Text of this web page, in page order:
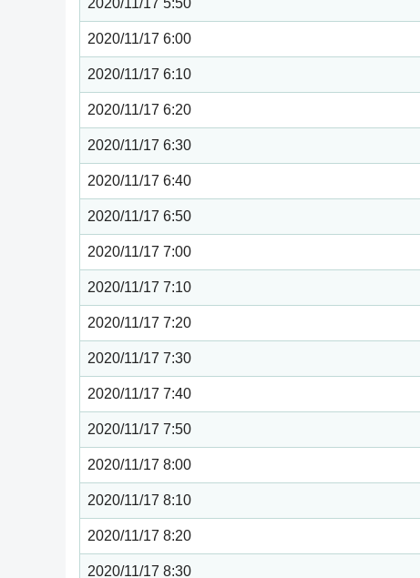
2020/11/17 6:00
2020/11/17 6:10
2020/11/17 6:20
2020/11/17 6:30
2020/11/17 6:40
2020/11/17 6:50
2020/11/17 7:00
2020/11/17 7:10
2020/11/17 7:20
2020/11/17 7:30
2020/11/17 7:40
2020/11/17 7:50
2020/11/17 8:00
2020/11/17 8:10
2020/11/17 8:20
2020/11/17 8:30